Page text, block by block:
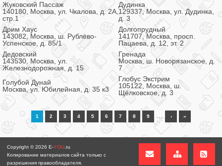
Жуковский Пассаж
140180, Москва, ул. Чкалова, д. 2А,
стр.1
Дудинка
129337, Москва, ул. Дудинка,
д. 3
Дрим Хаус
143082, Москва, ш. Рублёво-
Успенское, д. 85/1
Долгопрудный
141707, Москва, просп.
Пацаева, д. 12, эт. 2
Дедовский
143530, Москва, ул.
Железнодорожная, д. 15
Гренада
Москва, ш. Новорязанское, д.
7
Голубой Дунай
Москва, ул. Юбилейная, д. 35 к3
Глобус Экстрим
105122, Москва, ш.
Щёлковское, д. 3
1 2 3 4 5 6 7 8 9 › »
Copyright © 2026 E-YOU .ru
Копирование материалов сайта только с
разрешения правообладателя.